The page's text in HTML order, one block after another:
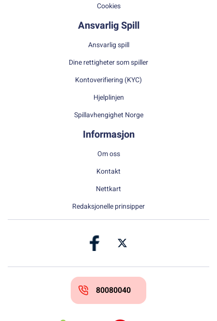
Cookies
Ansvarlig Spill
Ansvarlig spill
Dine rettigheter som spiller
Kontoverifiering (KYC)
Hjelplinjen
Spillavhengighet Norge
Informasjon
Om oss
Kontakt
Nettkart
Redaksjonelle prinsipper
80080040